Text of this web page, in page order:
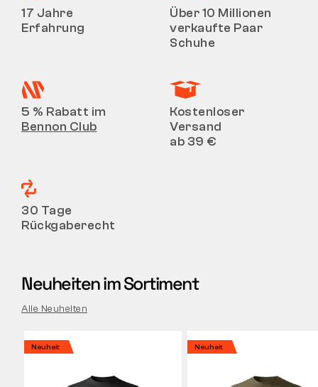
Bekleidung
ÜBER UNS
BLOG
LADEN MIT BISTRO
KONTAKT
17 Jahre
Erfahrung
Über 10 Millionen
verkaufte Paar
Schuhe
5 % Rabatt im
Bennon Club
Kostenloser
Versand
ab 39 €
30 Tage
Rückgaberecht
Neuheiten im Sortiment
Alle Neuheiten
Neuheit Neuheit